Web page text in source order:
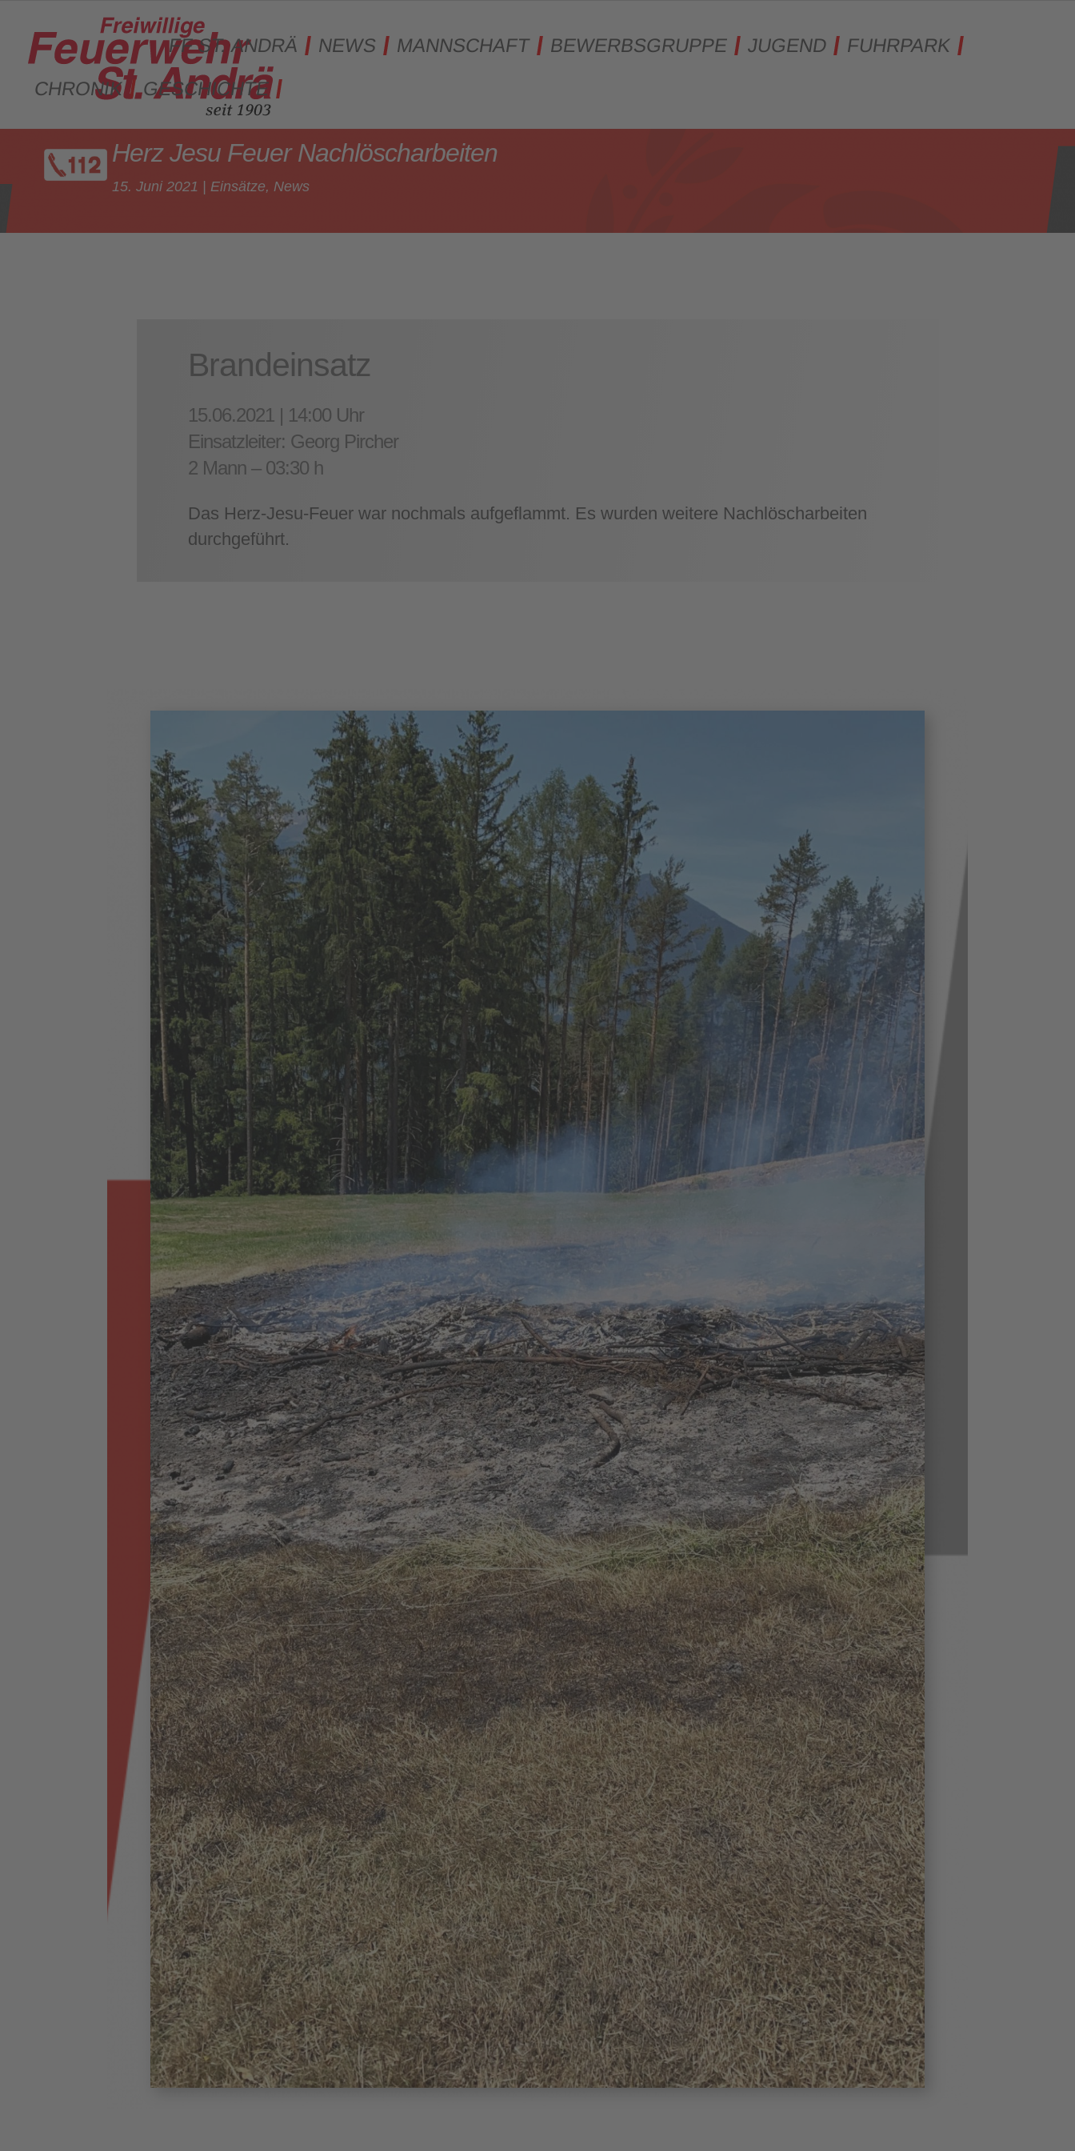
FF ST. ANDRÄ NEWS MANNSCHAFT BEWERBSGRUPPE JUGEND
FUHRPARK
CHRONIK
GESCHICHTE
Herz Jesu Feuer Nachlöscharbeiten
15. Juni 2021 Einsätze, News
Brandeinsatz
15.06.2021 | 14:00 Uhr
Einsatzleiter: Georg Pircher
2 Mann – 03:30 h
Das Herz-Jesu-Feuer war nochmals aufgeflammt. Es wurden weitere Nachlöscharbeiten
durchgeführt.